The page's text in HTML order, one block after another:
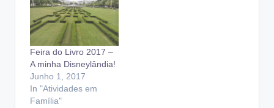
Feira do Livro 2017 –
A minha Disneylândia!
Junho 1, 2017
In "Atividades em
Família"